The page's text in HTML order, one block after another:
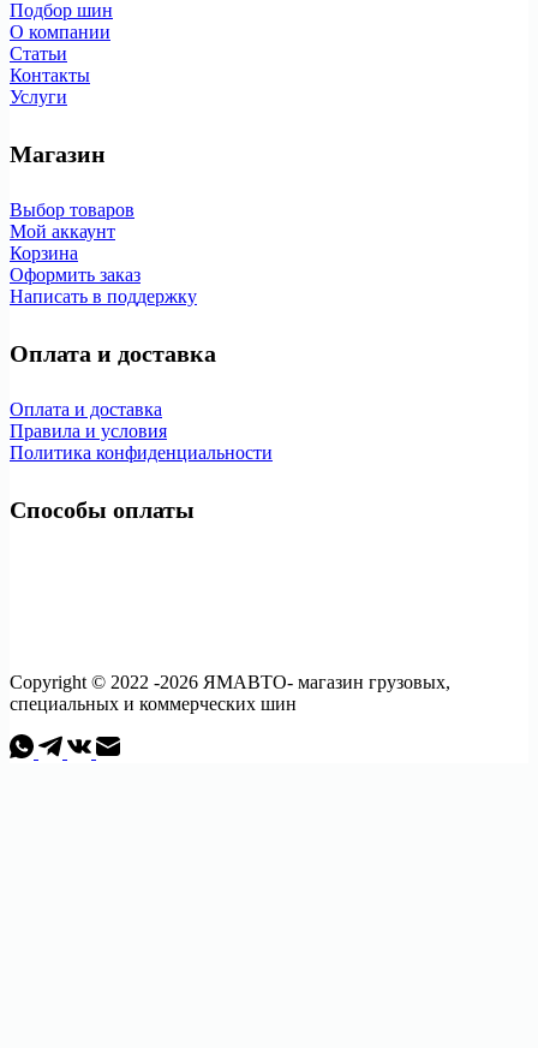
Подбор шин
О компании
Статьи
Контакты
Услуги
Магазин
Выбор товаров
Мой аккаунт
Корзина
Оформить заказ
Написать в поддержку
Оплата и доставка
Оплата и доставка
Правила и условия
Политика конфиденциальности
Способы оплаты
Copyright © 2022 -2026 ЯМАВТО- магазин грузовых,
специальных и коммерческих шин